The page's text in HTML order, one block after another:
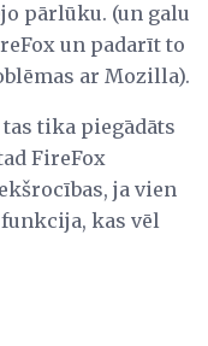
pārlūku. (un galu
un padarīt to
ar Mozilla).
tika piegādāts
FireFox
ja vien
kas vēl